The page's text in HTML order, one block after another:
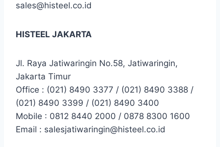
sales@histeel.co.id
HISTEEL JAKARTA
Jl. Raya Jatiwaringin No.58, Jatiwaringin,
Jakarta Timur
Office : (021) 8490 3377 / (021) 8490 3388 /
(021) 8490 3399 / (021) 8490 3400
Mobile : 0812 8440 2000 / 0878 8300 1600
Email : salesjatiwaringin@histeel.co.id